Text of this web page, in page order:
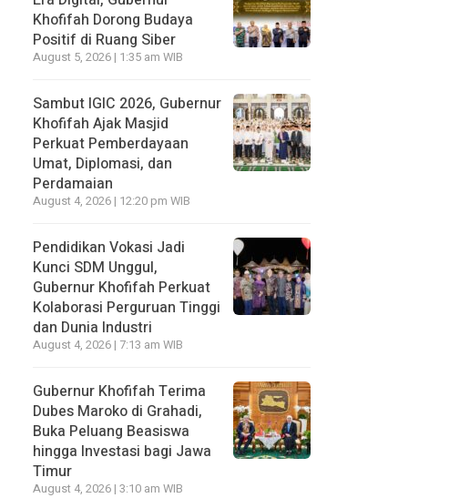
Khofifah Dorong Budaya
Positif di Ruang Siber
August 5, 2026 | 1:35 am WIB
Sambut IGIC 2026, Gubernur
Khofifah Ajak Masjid
Perkuat Pemberdayaan
Umat, Diplomasi, dan
Perdamaian
August 4, 2026 | 12:20 pm WIB
Pendidikan Vokasi Jadi
Kunci SDM Unggul,
Gubernur Khofifah Perkuat
Kolaborasi Perguruan Tinggi
dan Dunia Industri
August 4, 2026 | 7:13 am WIB
Gubernur Khofifah Terima
Dubes Maroko di Grahadi,
Buka Peluang Beasiswa
hingga Investasi bagi Jawa
Timur
August 4, 2026 | 3:10 am WIB